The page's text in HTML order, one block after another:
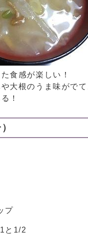
食感が楽しい！
や大根のうま味がで
！
プ
と1/2